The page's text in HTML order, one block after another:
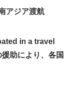
アジア渡航
in a travel
助により、各国